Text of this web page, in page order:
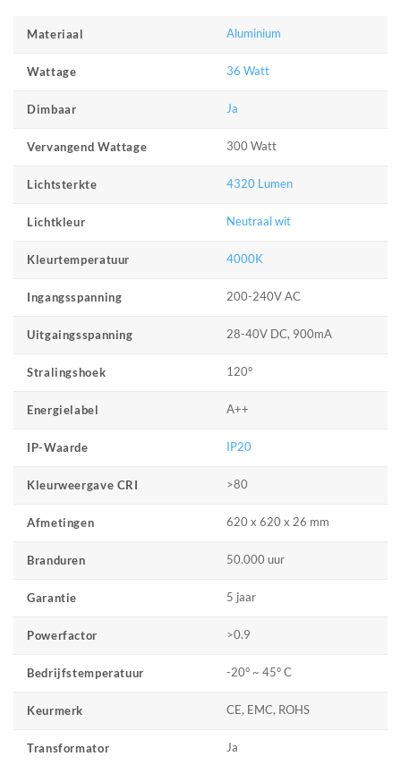
Materiaal Aluminium
Wattage 36 Watt
Dimbaar Ja
Vervangend Wattage 300 Watt
Lichtsterkte 4320 Lumen
Lichtkleur Neutraal wit
Kleurtemperatuur 4000K
Ingangsspanning 200-240V AC
Uitgaingsspanning 28-40V DC, 900mA
Stralingshoek 120°
Energielabel A++
IP-Waarde IP20
Kleurweergave CRI >80
Afmetingen 620 x 620 x 26 mm
Branduren 50.000 uur
Garantie 5 jaar
Powerfactor >0.9
Bedrijfstemperatuur -20° ~ 45° C
Keurmerk CE, EMC, ROHS
Transformator Ja